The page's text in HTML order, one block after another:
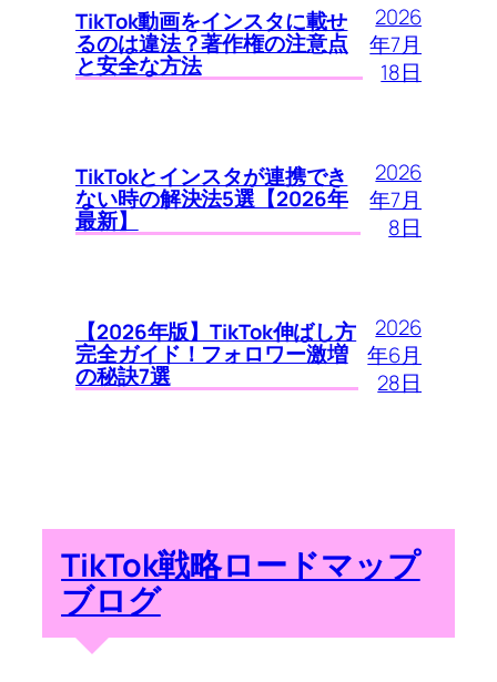
TikTok動画をインスタに載せ
るのは違法？著作権の注意点
と安全な方法
2026
年7月
18日
TikTokとインスタが連携でき
ない時の解決法5選【2026年
最新】
2026
年7月
8日
【2026年版】TikTok伸ばし方
完全ガイド！フォロワー激増
の秘訣7選
2026
年6月
28日
TikTok戦略ロードマップ
ブログ